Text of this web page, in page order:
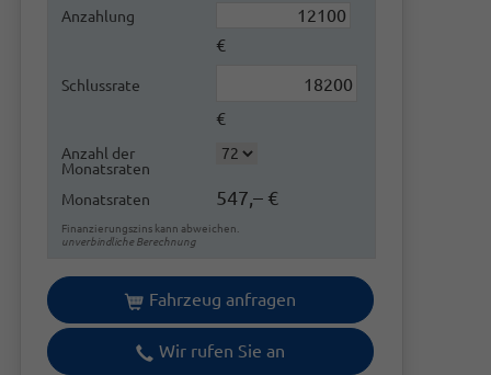
Anzahlung
€
Schlussrate
€
Anzahl der
Monatsraten
Monatsraten
547,– €
Finanzierungszins kann abweichen.
unverbindliche Berechnung
Fahrzeug anfragen
Wir rufen Sie an